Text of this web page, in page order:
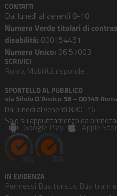
CONTATTI
Dal lunedì al venerdì 8-18
Numero Verde titolari di
disabilità: 800154451
Numero Unico: 06.57003
SCRIVICI
Roma Mobilità risponde
SPORTELLO AL PUBBLICO
via Silvio D’Amico 38 – 00145
Dal lunedì al venerdì 8.30 -16
Solo su appuntamento da
Google Play Apple
IN EVIDENZA
Permessi Bus turisticiBus tram